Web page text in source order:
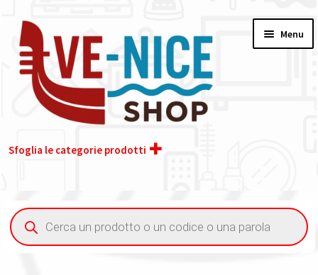
alla
navigazione
contenuto
Menu
Sfoglia le categorie prodotti
Acquisto iva 4% (agevolata)
Ricerca
prodotti